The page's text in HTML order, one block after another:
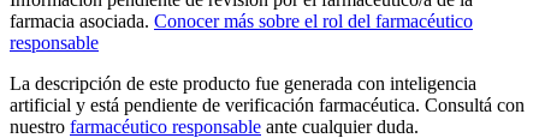
farmacia asociada. Conocer más sobre el rol del farmacéutico
responsable
La descripción de este producto fue generada con inteligencia
artificial y está pendiente de verificación farmacéutica. Consultá con
nuestro farmacéutico responsable ante cualquier duda.